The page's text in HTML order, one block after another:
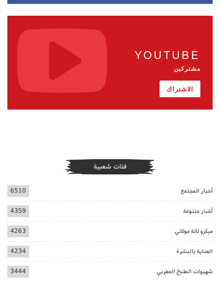
YOUTUBE
مشتركين
الاشتراك
فئات شعبية
أخبار المجتمع 6510
أخبار متنوعة 4359
ميكرو لالة مولاتي 4263
العناية بالبشرة 4234
شهيوات الطبخ المغربي 3444